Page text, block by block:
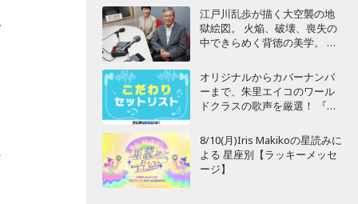
0(ZERO)』に登場！
江戸川乱歩が描く大空襲の地
獄絵図。 火焔、破壊、喪失の
中できらめく背徳の美学。 そ
燃え上がった恋。 謎解きは後
からやって来る……
オリジナルからカバーナンバ
ーまで、朱里エイコのワール
ドクラスの歌声を厳選！ 『こ
編・選』
8/10(月)Iris Makikoの星読みに
よる 星座別【ラッキーメッセ
ージ】